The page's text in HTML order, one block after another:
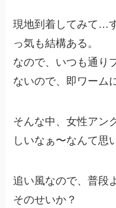
現地到着してみて…
っ気も結構ある。
なので、いつも通り
ないので、即ワーム
そんな中、女性アン
しいなぁ〜なんて思
追い風なので、普段
そのせいか？